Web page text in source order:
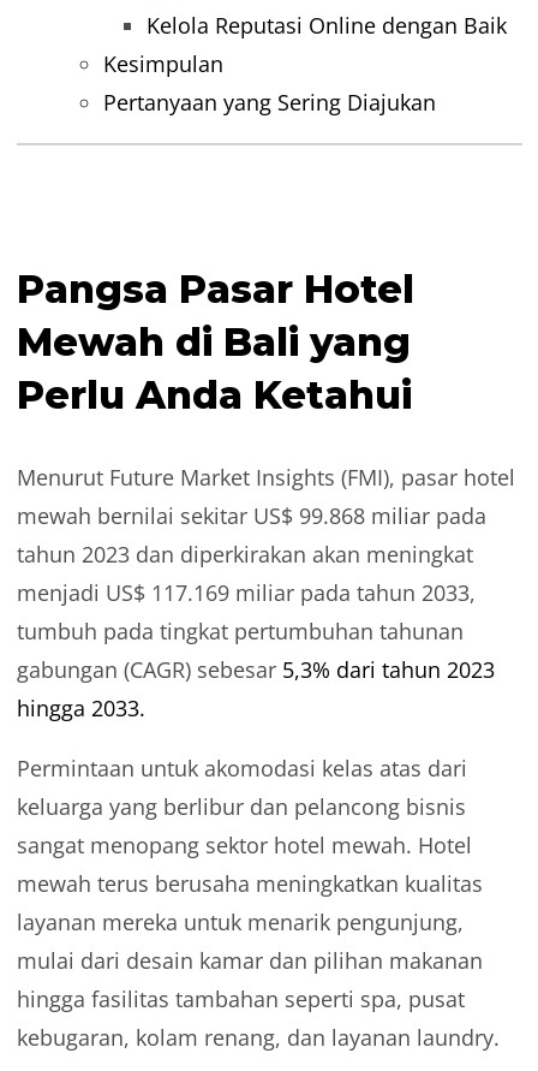
Kelola Reputasi Online dengan Baik
Kesimpulan
Pertanyaan yang Sering Diajukan
Pangsa Pasar Hotel
Mewah di Bali yang
Perlu Anda Ketahui
Menurut Future Market Insights (FMI), pasar hotel
mewah bernilai sekitar US$ 99.868 miliar pada
tahun 2023 dan diperkirakan akan meningkat
menjadi US$ 117.169 miliar pada tahun 2033,
tumbuh pada tingkat pertumbuhan tahunan
gabungan (CAGR) sebesar5,3% dari tahun 2023
hingga 2033.
Permintaan untuk akomodasi kelas atas dari
keluarga yang berlibur dan pelancong bisnis
sangat menopang sektor hotel mewah. Hotel
mewah terus berusaha meningkatkan kualitas
layanan mereka untuk menarik pengunjung,
mulai dari desain kamar dan pilihan makanan
hingga fasilitas tambahan seperti spa, pusat
kebugaran, kolam renang, dan layanan laundry.